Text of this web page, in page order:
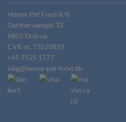
Henne Pet Food A/S
Gartnervænget 32
6855 Outrup
CVR nr. 73520819
+45 7525 1777
salg@henne-pet-food.dk